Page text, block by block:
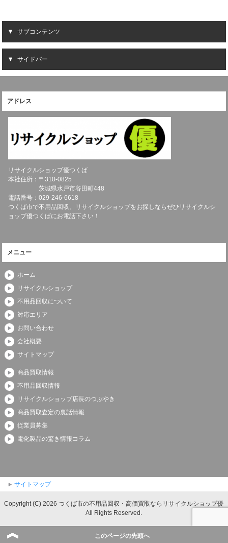
サブコンテンツ
サイドバー
アドレス
リサイクルショップ優つくば
本社住所：〒310-0825
茨城県水戸市谷田町448
電話番号：029-246-6618
つくば市で不用品回収、リサイクルショップをお探しならぜひリサイクルシ
ョップ優つくばにお電話下さい！
メニュー
ホーム
リサイクルショップ
不用品回収について
対応エリア
お問い合わせ
会社概要
サイトマップ
商品買取情報
不用品回収情報
リサイクルショップ店長のつぶやき
商品買取査定の裏話情報
従業員募集
電化製品の驚き情報コラム
サイトマップ
Copyright (C) 2026 つくば市の不用品回収・高価買取ならリサイクルショップ優
All Rights Reserved.
このページの先頭へ